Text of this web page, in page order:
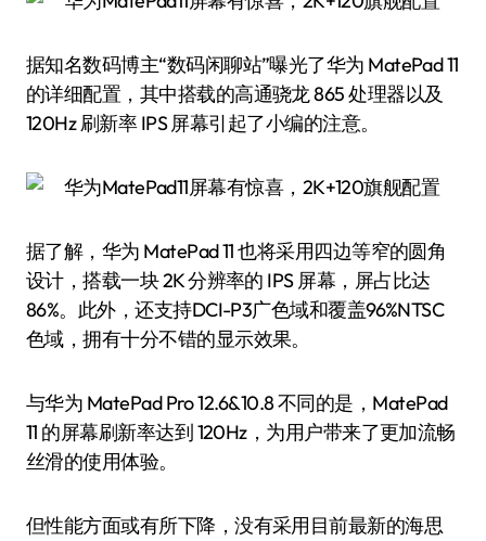
据知名数码博主“数码闲聊站”曝光了华为 MatePad 11
的详细配置，其中搭载的高通骁龙 865 处理器以及
120Hz 刷新率 IPS 屏幕引起了小编的注意。
据了解，华为 MatePad 11 也将采用四边等窄的圆角
设计，搭载一块 2K 分辨率的 IPS 屏幕，屏占比达
86%。此外，还支持DCI-P3广色域和覆盖96%NTSC
色域，拥有十分不错的显示效果。
与华为 MatePad Pro 12.6&10.8 不同的是，MatePad
11 的屏幕刷新率达到 120Hz，为用户带来了更加流畅
丝滑的使用体验。
但性能方面或有所下降，没有采用目前最新的海思